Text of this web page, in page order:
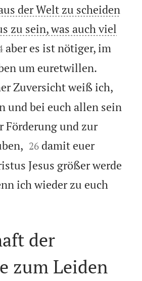
der Welt zu scheiden
zu sein, was auch viel
aber es ist nötiger, im
um euretwillen.
Zuversicht weiß ich,
und bei euch allen sein
Förderung und zur


26 damit euer
Jesus größer werde
ich wieder zu euch
der
zum Leiden